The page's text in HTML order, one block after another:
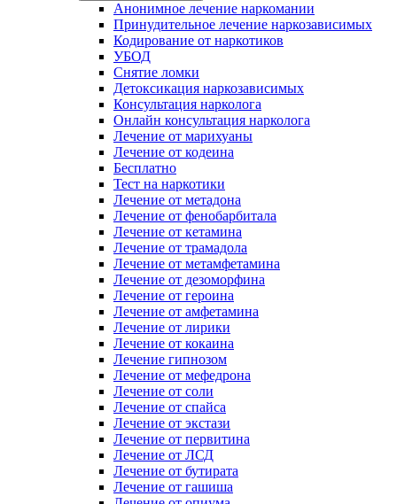
Анонимное лечение наркомании
Принудительное лечение наркозависимых
Кодирование от наркотиков
УБОД
Снятие ломки
Детоксикация наркозависимых
Консультация нарколога
Онлайн консультация нарколога
Лечение от марихуаны
Лечение от кодеина
Бесплатно
Тест на наркотики
Лечение от метадона
Лечение от фенобарбитала
Лечение от кетамина
Лечение от трамадола
Лечение от метамфетамина
Лечение от дезоморфина
Лечение от героина
Лечение от амфетамина
Лечение от лирики
Лечение от кокаина
Лечение гипнозом
Лечение от мефедрона
Лечение от соли
Лечение от спайса
Лечение от экстази
Лечение от первитина
Лечение от ЛСД
Лечение от бутирата
Лечение от гашиша